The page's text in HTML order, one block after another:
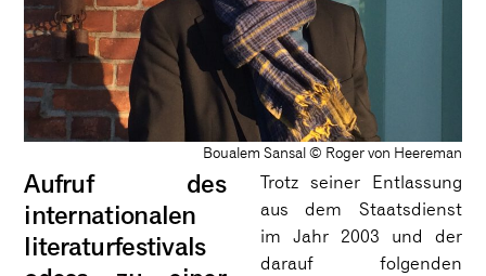
Boualem Sansal © Roger von Heereman
Aufruf des
internationalen
literaturfestivals
Trotz seiner Entlassung
aus dem Staatsdienst
im Jahr 2003 und der
darauf folgenden